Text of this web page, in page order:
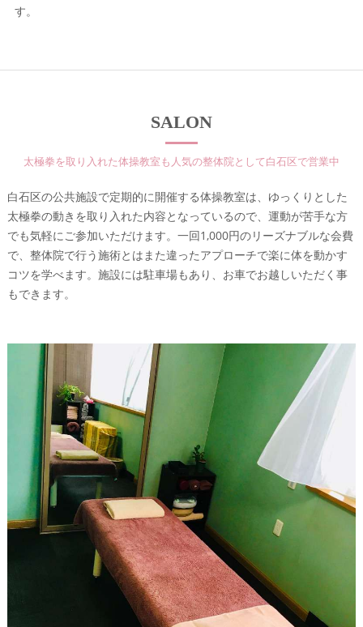
す。
太極拳を取り入れた体操教室も人気の整体院として白石区で営業中
SALON
白石区の公共施設で定期的に開催する体操教室は、ゆっくりとした
太極拳の動きを取り入れた内容となっているので、運動が苦手な方
でも気軽にご参加いただけます。一回1,000円のリーズナブルな会費
で、整体院で行う施術とはまた違ったアプローチで楽に体を動かす
コツを学べます。施設には駐車場もあり、お車でお越しいただく事
もできます。